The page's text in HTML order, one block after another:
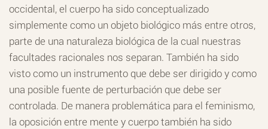
occidental, el cuerpo ha sido conceptualizado
simplemente como un objeto biológico más entre otros,
parte de una naturaleza biológica de la cual nuestras
facultades racionales nos separan. También ha sido
visto como un instrumento que debe ser dirigido y como
una posible fuente de perturbación que debe ser
controlada. De manera problemática para el feminismo,
la oposición entre mente y cuerpo también ha sido